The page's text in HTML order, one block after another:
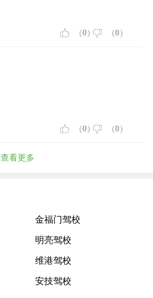
(0) (0)
(0) (0)
查看更多
金福门驾校
明亮驾校
维港驾校
安技驾校